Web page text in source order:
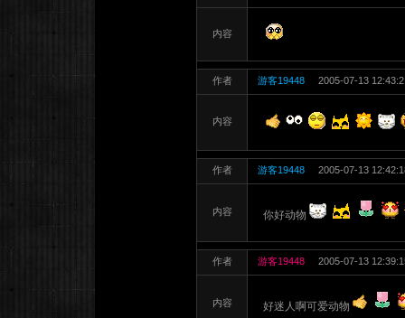
内容
作者 游客19448 2005-07-13
内容
作者 游客19448 2005-07-13
内容 你好动物
作者 游客19448 2005-07-13
内容 好迷人啊可爱动物